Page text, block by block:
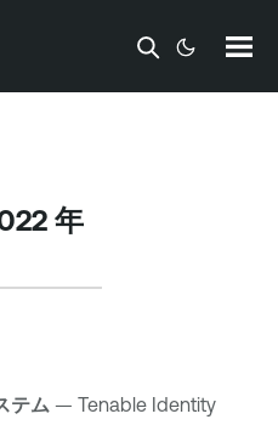
ツに移動する
年
テム — Tenable Identity